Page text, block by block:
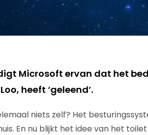
Microsoft ervan dat het
heeft ‘geleend’.
niets zelf? Het
En nu blijkt het idee van het